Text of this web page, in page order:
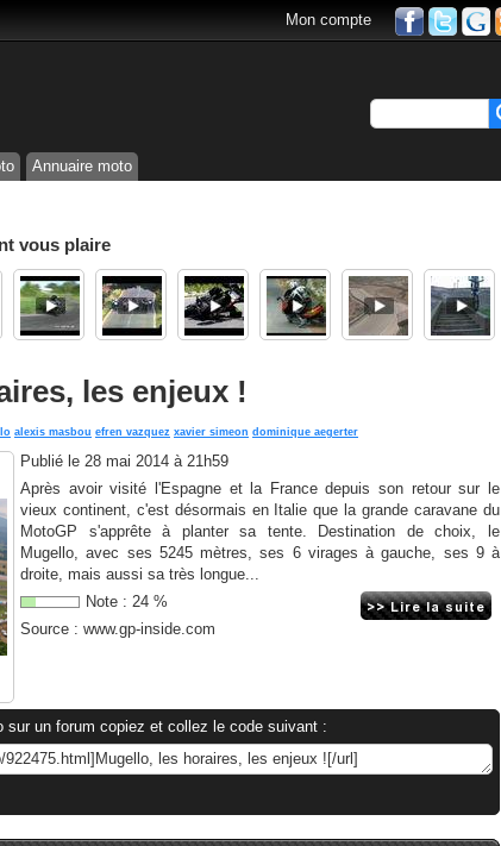
Mon compte
Annuaire moto
vous plaire
les enjeux !
alexis masbou efren vazquez xavier simeon dominique aegerter
Publié le 28 mai 2014 à 21h59
Après avoir visité l'Espagne et la France depuis son retour sur le
vieux continent, c'est désormais en Italie que la grande caravane du
MotoGP s'apprête à planter sa tente. Destination de choix, le
Mugello, avec ses 5245 mètres, ses 6 virages à gauche, ses 9 à
droite, mais aussi sa très longue...
Note : 24 %
Source : www.gp-inside.com
sur un forum copiez et collez le code suivant :